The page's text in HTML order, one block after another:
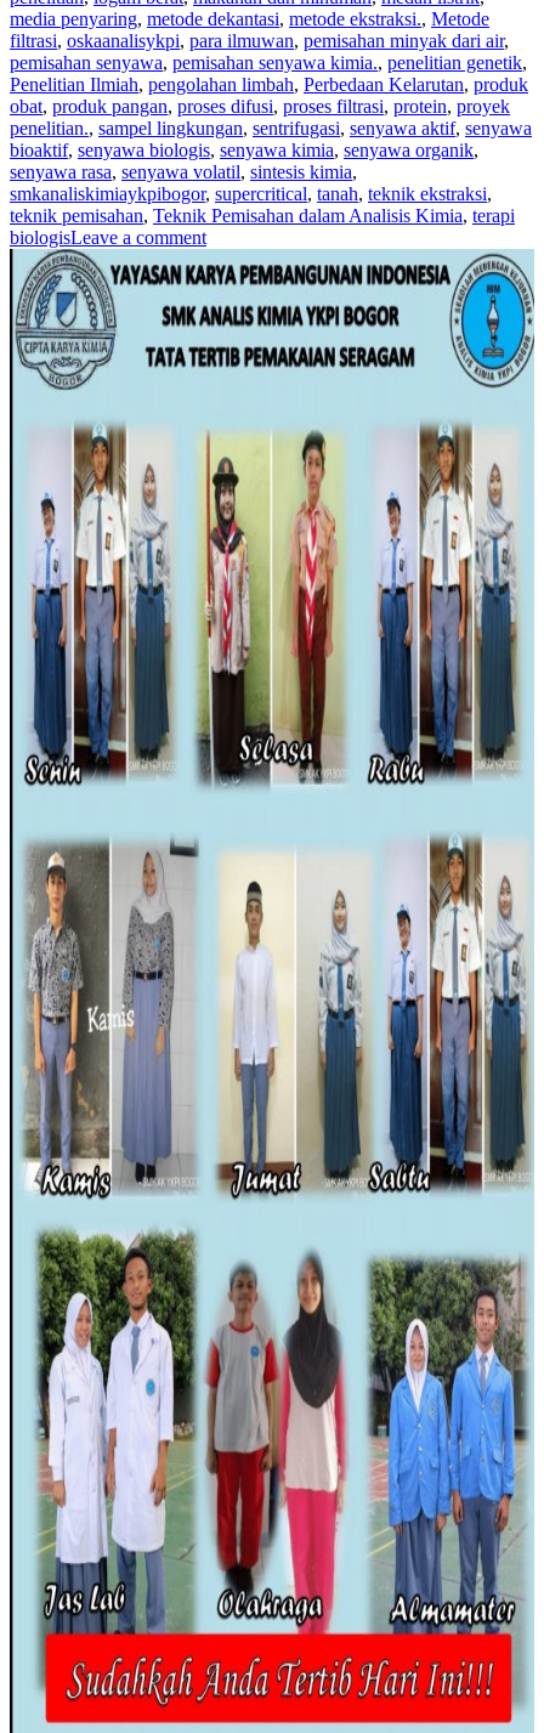
media penyaring, metode dekantasi, metode ekstraksi., Metode
filtrasi, oskaanalisykpi, para ilmuwan, pemisahan minyak dari air,
pemisahan senyawa, pemisahan senyawa kimia., penelitian genetik,
Penelitian Ilmiah, pengolahan limbah, Perbedaan Kelarutan, produk
obat, produk pangan, proses difusi, proses filtrasi, protein, proyek
penelitian., sampel lingkungan, sentrifugasi, senyawa aktif, senyawa
bioaktif, senyawa biologis, senyawa kimia, senyawa organik,
senyawa rasa, senyawa volatil, sintesis kimia,
smkanaliskimiaykpibogor, supercritical, tanah, teknik ekstraksi,
teknik pemisahan, Teknik Pemisahan dalam Analisis Kimia, terapi
biologisLeave a comment